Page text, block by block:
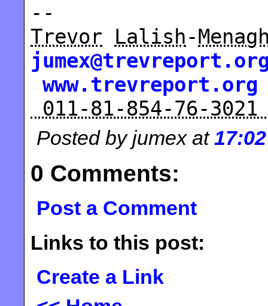
--
Trevor Lalish-
www.trevreport.org
011-81-854-76-
Posted by jumex at17:02
0 Comments:
Post a Comment
Links to this post:
Create a Link